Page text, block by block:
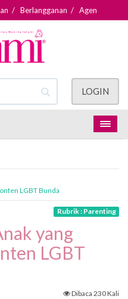
/ Berlangganan / Agen
LOGIN
LGBT Bunda
Rubrik : Parenting
yang
LGBT
Dibaca 230 Kali